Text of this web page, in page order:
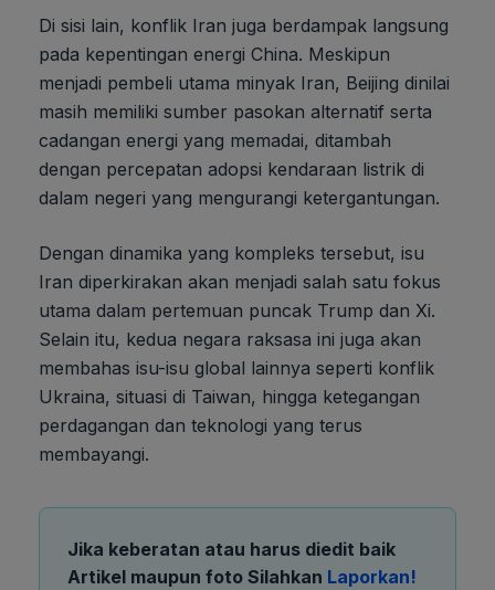
Di sisi lain, konflik Iran juga berdampak langsung
pada kepentingan energi China. Meskipun
menjadi pembeli utama minyak Iran, Beijing dinilai
masih memiliki sumber pasokan alternatif serta
cadangan energi yang memadai, ditambah
dengan percepatan adopsi kendaraan listrik di
dalam negeri yang mengurangi ketergantungan.
Dengan dinamika yang kompleks tersebut, isu
Iran diperkirakan akan menjadi salah satu fokus
utama dalam pertemuan puncak Trump dan Xi.
Selain itu, kedua negara raksasa ini juga akan
membahas isu-isu global lainnya seperti konflik
Ukraina, situasi di Taiwan, hingga ketegangan
perdagangan dan teknologi yang terus
membayangi.
Jika keberatan atau harus diedit baik
Artikel maupun foto Silahkan Laporkan!